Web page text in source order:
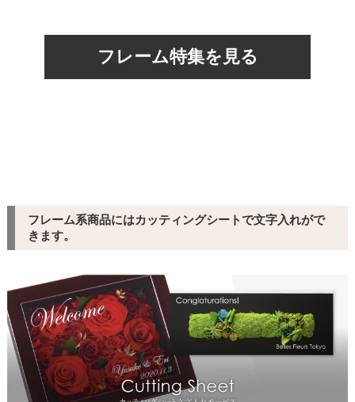
フレーム特集を見る
フレーム系商品にはカッティングシートで文字入れがで
きます。